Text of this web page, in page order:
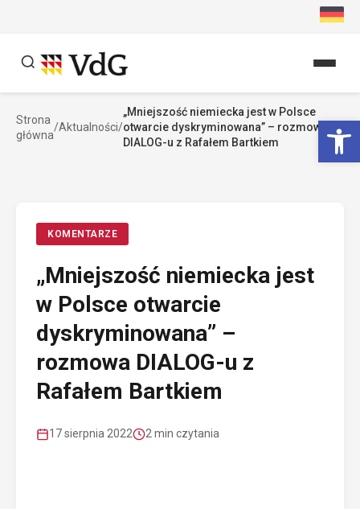
Szukaj
Szukaj
Strona
główna
/Aktualności/
„Mniejszość niemiecka jest w Polsce
otwarcie dyskryminowana” – rozmowa
DIALOG-u z Rafałem Bartkiem
KOMENTARZE
„Mniejszość niemiecka jest
w Polsce otwarcie
dyskryminowana” –
rozmowa DIALOG-u z
Rafałem Bartkiem
17 sierpnia 2022 2 min czytania